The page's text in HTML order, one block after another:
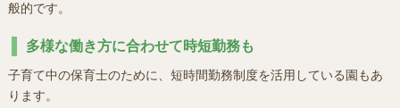
般的です。
多様な働き方に合わせて時短勤務も
子育て中の保育士のために、短時間勤務制度を活用している園もあ
ります。